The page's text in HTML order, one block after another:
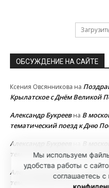
ОБСУЖДЕНИЕ НА САЙТЕ
Ксения Овсянникова на
Крылатское с Днём Великой
Александр Букреевна В
тематический поезд к Дню
Александр Букреев
В
тематический поезд к Дню
Александр Букреев
В
тематический поезд к Дню
Мы используем
удобства работы с
соглашаетесь